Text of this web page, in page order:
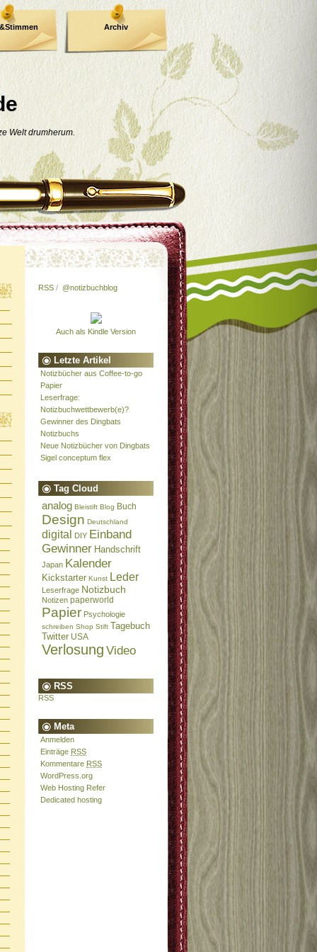
Welt drumherum.
Archiv
RSS / @notizbuchblog
Auch als Kindle Version
Letzte Artikel
Notizbücher aus Coffee-to-go
Papier
Leserfrage:
Notizbuchwettbewerb(e)?
Gewinner des Dingbats
Notizbuchs
Neue Notizbücher von Dingbats
Sigel conceptum flex
Tag Cloud
analog Bleistift Blog Buch
Design Deutschland
digital DIY Einband
Gewinner Handschrift
Japan Kalender
Kickstarter Kunst Leder
Leserfrage Notizbuch
Notizen paperworld
Papier Psychologie
schreiben Shop Stift Tagebuch
Twitter USA
Verlosung Video
RSS
RSS
Meta
Anmelden
Einträge RSS
Kommentare RSS
WordPress.org
Web Hosting Refer
Dedicated hosting